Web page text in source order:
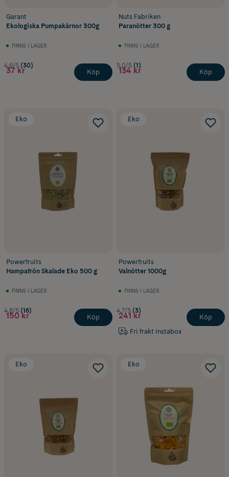
Garant
Ekologiska Pumpakärnor 300g
FINNS I LAGER
4.6/5 (30)
37 kr Köp
Nuts Fabriken
Paranötter 300 g
FINNS I LAGER
5.0/5 (1)
134 kr Köp
Eko
Powerfruits
Hampafrön Skalade Eko 500 g
FINNS I LAGER
4.8/5 (16)
150 kr Köp
Eko
Powerfruits
Valnötter 1000g
FINNS I LAGER
4.7/5 (3)
241 kr
Fri frakt Instabox
Köp
Eko Eko